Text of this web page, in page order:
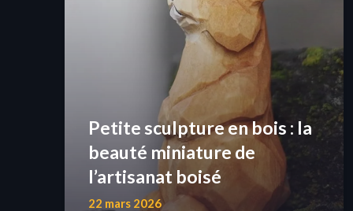
Petite sculpture en bois : la
beauté miniature de
l’artisanat boisé
22 mars 2026